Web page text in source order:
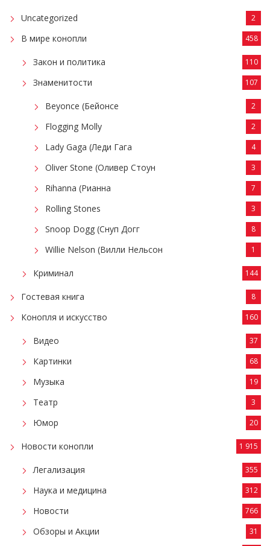
Uncategorized 2
В мире конопли 458
Закон и политика 110
Знаменитости 107
Beyonce (Бейонсе 2
Flogging Molly 2
Lady Gaga (Леди Гага 4
Oliver Stone (Оливер Стоун 3
Rihanna (Рианна 7
Rolling Stones 3
Snoop Dogg (Снуп Догг 8
Willie Nelson (Вилли Нельсон 1
Криминал 144
Гостевая книга 8
Конопля и искусство 160
Видео 37
Картинки 68
Музыка 19
Театр 3
Юмор 20
Новости конопли 1 915
Легализация 355
Наука и медицина 312
Новости 766
Обзоры и Акции 31